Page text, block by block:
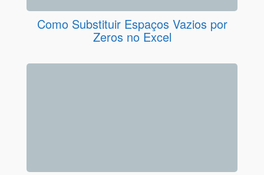
Como Substituir Espaços Vazios por
Zeros no Excel